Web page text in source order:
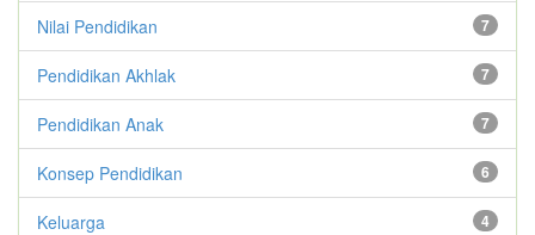
7
Nilai Pendidikan
7
Pendidikan Akhlak
7
Pendidikan Anak
6
Konsep Pendidikan
4
Keluarga